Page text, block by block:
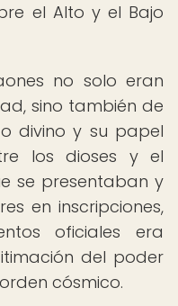
el Alto y el Bajo
no solo eran
sino también de
divino y su papel
los dioses y el
se presentaban y
en inscripciones,
oficiales era
del poder
cósmico.